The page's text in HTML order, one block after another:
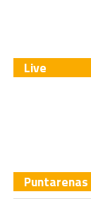
Live
Puntarenas